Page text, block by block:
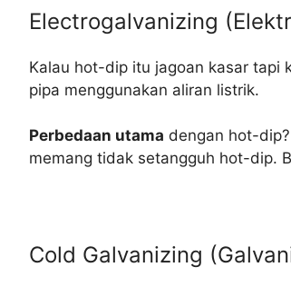
Electrogalvanizing
Kalau hot-dip itu jagoan kasar tapi
pipa menggunakan aliran listrik.
Perbedaan utama dengan hot-
memang tidak setangguh hot-dip.
Cold Galvanizing